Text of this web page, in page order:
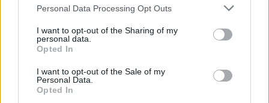
Please note that this website/app uses one or more Google
not limited to your visit or usage behaviour. You may click to
grant or deny consent to Google and its third-party tags to
use your data for below specified purposes in below Google
consent section.
Personal Data Processing Opt Outs
I want to opt-out of the Sharing of my
personal data.
Opted In
I want to opt-out of the Sale of my
Personal Data.
Opted In
simán kiadnék egy 85%-os mutatót. Te is közéjük
tartozol? Miért kínozzátok magatokat? Megértem,
hogy az élet…
Így vedd fel a harcot a repedt sarok
és a lábszag ellen! [szóda-szerda]